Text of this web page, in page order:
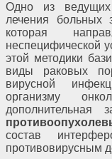
Одно из ведущих
лечения больных
которая
неспецифической
этой методики
виды раковых
вирусной
организму
дополнительная
состав
противовирусным